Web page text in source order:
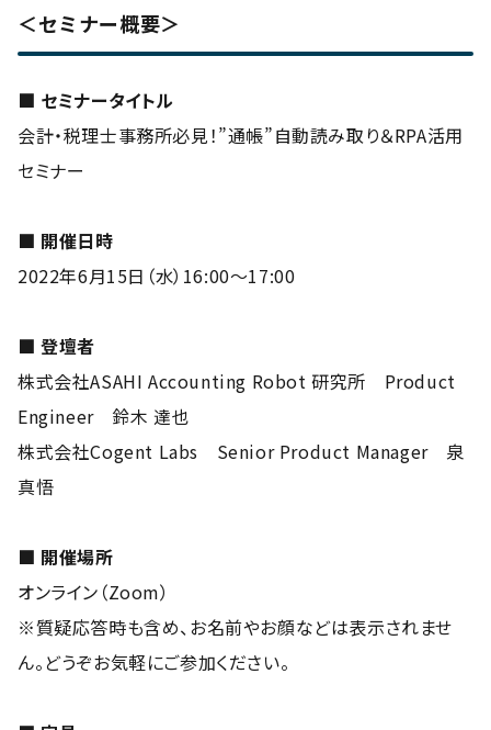
＜セミナー概要＞
■ セミナータイトル
会計・税理士事務所必見！”通帳”自動読み取り＆RPA活用
セミナー
■ 開催日時
2022年6月15日（水）16:00〜17:00
■ 登壇者
株式会社ASAHI Accounting Robot 研究所 Product
Engineer 鈴木 達也
株式会社Cogent Labs Senior Product Manager 泉
真悟
■ 開催場所
オンライン（Zoom）
※質疑応答時も含め、お名前やお顔などは表示されませ
ん。どうぞお気軽にご参加ください。